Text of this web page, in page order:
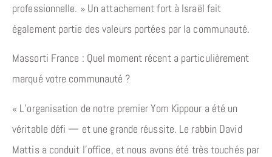
professionnelle. » Un attachement fort à Israël fait
également partie des valeurs portées par la communauté.
Massorti France : Quel moment récent a particulièrement
marqué votre communauté ?
« L’organisation de notre premier Yom Kippour a été un
véritable défi — et une grande réussite. Le rabbin David
Mattis a conduit l’office, et nous avons été très touchés par